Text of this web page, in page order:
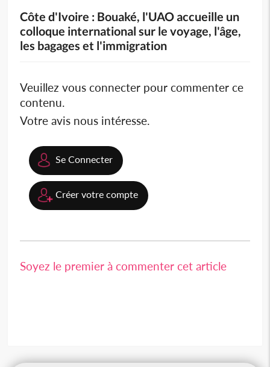
Côte d'Ivoire : Bouaké, l'UAO accueille un
colloque international sur le voyage, l'âge,
les bagages et l'immigration
Veuillez vous connecter pour commenter ce
contenu.
Votre avis nous intéresse.
Se Connecter
Créer votre compte
Soyez le premier à commenter cet article